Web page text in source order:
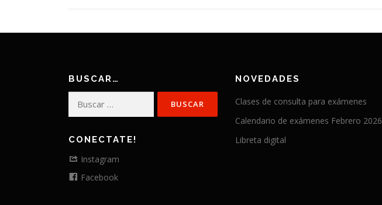
BUSCAR…
CONECTATE!
Instagram
Facebook
NOVEDADES
Clases de consulta para exámenes
Calendario de exámenes Febrero 2026
Libreta digital